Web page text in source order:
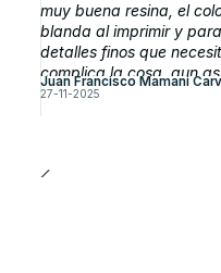
muy buena resina, el
blanda al imprimir y
detalles finos que
complica la cosa, aun
sacar y si cuesta sacar
horas en alcohol y listo
Juan Francisco Mamani
27-11-2025